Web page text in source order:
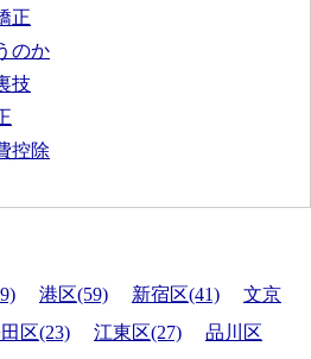
正
のか
技
控除
港区(59) 新宿区(41)
文京
区(23) 江東区(27)
品川区